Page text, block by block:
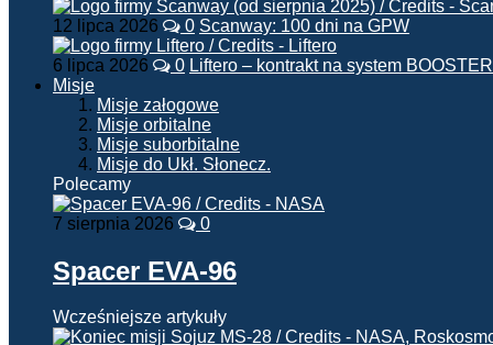
12 lipca 2026 0 Scanway: 100 dni na GPW
6 lipca 2026 0 Liftero – kontrakt na system BOOSTER
Misje
Misje załogowe
Misje orbitalne
Misje suborbitalne
Misje do Ukł. Słonecz.
Polecamy
7 sierpnia 2026 0
Spacer EVA-96
Wcześniejsze artykuły